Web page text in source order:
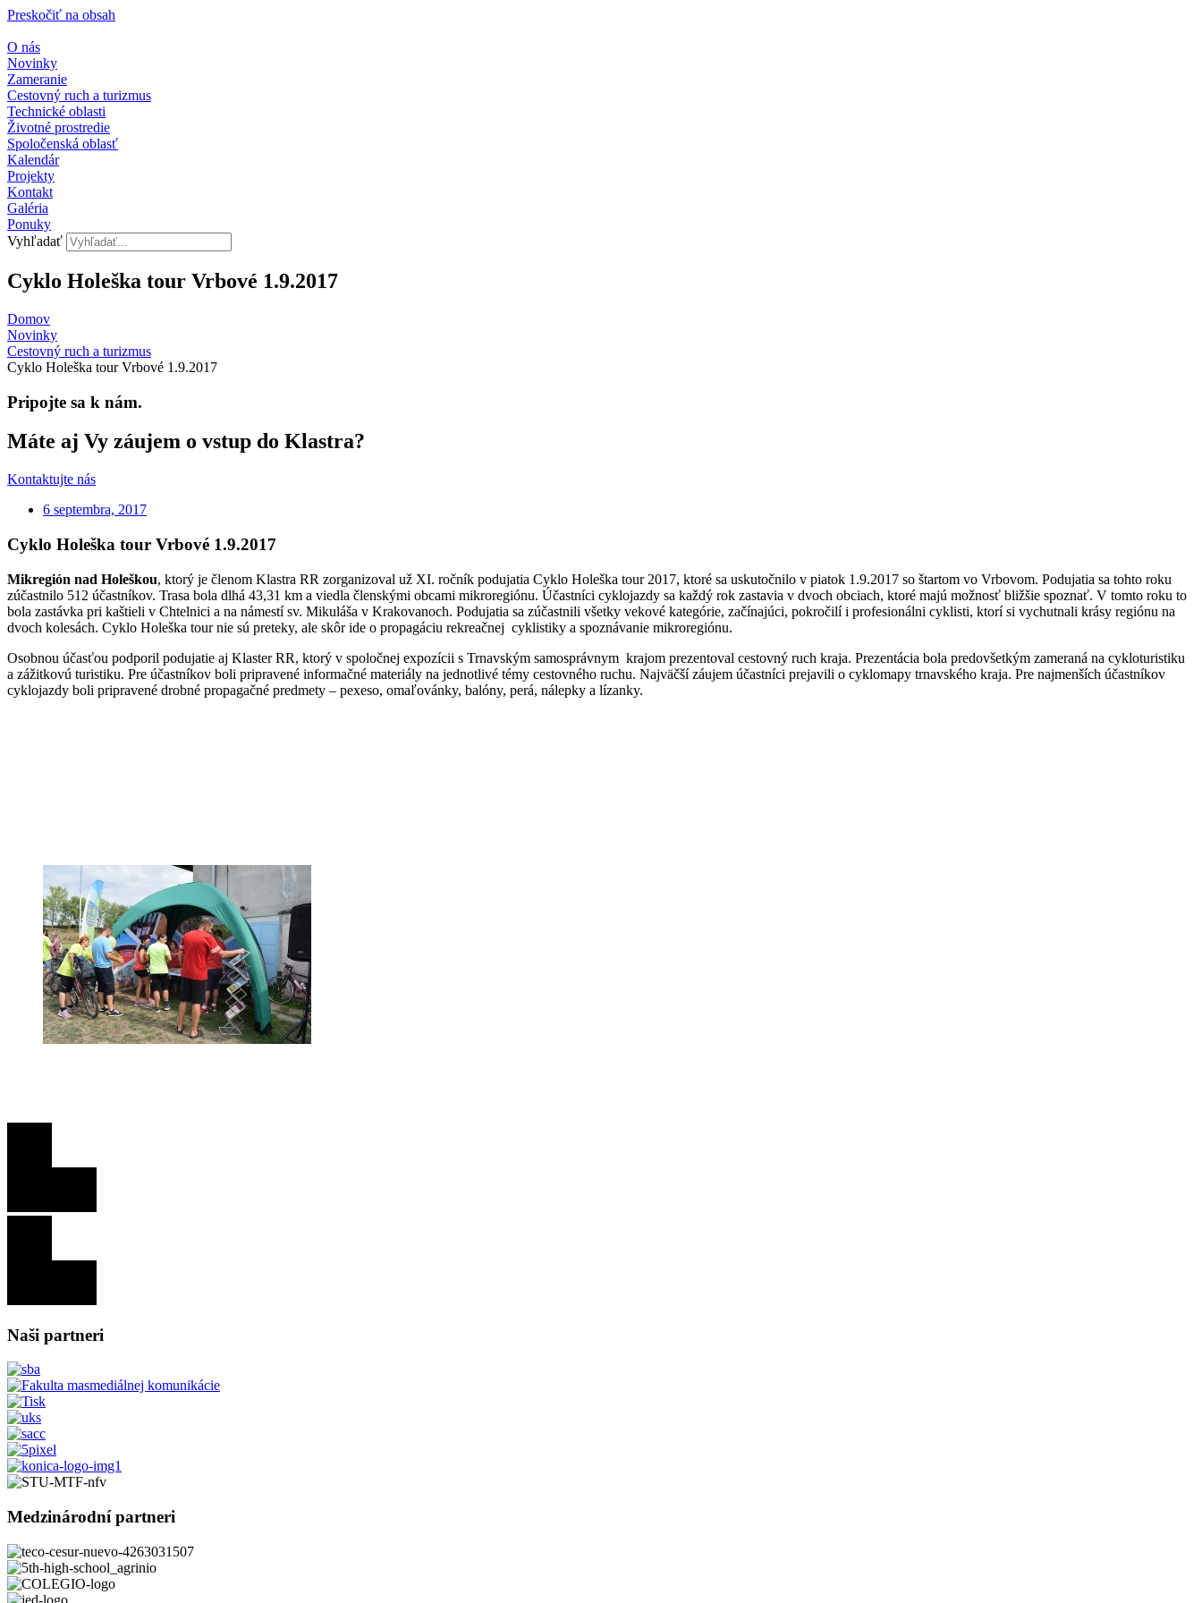
Preskočiť na obsah
O nás
Novinky
Zameranie
Cestovný ruch a turizmus
Technické oblasti
Životné prostredie
Spoločenská oblasť
Kalendár
Projekty
Kontakt
Galéria
Ponuky
Vyhľadať
Cyklo Holeška tour Vrbové 1.9.2017
Domov
Novinky
Cestovný ruch a turizmus​
Cyklo Holeška tour Vrbové 1.9.2017
Pripojte sa k nám.
Máte aj Vy záujem o vstup do Klastra?
Kontaktujte nás
6 septembra, 2017
Cyklo Holeška tour Vrbové 1.9.2017
Mikregión nad Holeškou, ktorý je členom Klastra RR zorganizoval už XI. ročník podujatia Cyklo Holeška tour 2017, ktoré sa uskutočnilo v piatok 1.9.2017 so štartom vo Vrbovom. Podujatia sa tohto roku
zúčastnilo 512 účastníkov. Trasa bola dlhá 43,31 km a viedla členskými obcami mikroregiónu. Účastníci cyklojazdy sa každý rok zastavia v dvoch obciach, ktoré majú možnosť bližšie spoznať. V tomto roku to
bola zastávka pri kaštieli v Chtelnici a na námestí sv. Mikuláša v Krakovanoch. Podujatia sa zúčastnili všetky vekové kategórie, začínajúci, pokročilí i profesionálni cyklisti, ktorí si vychutnali krásy regiónu na
dvoch kolesách. Cyklo Holeška tour nie sú preteky, ale skôr ide o propagáciu rekreačnej cyklistiky a spoznávanie mikroregiónu.
Osobnou účasťou podporil podujatie aj Klaster RR, ktorý v spoločnej expozícii s Trnavským samosprávnym krajom prezentoval cestovný ruch kraja. Prezentácia bola predovšetkým zameraná na cykloturistiku
a zážitkovú turistiku. Pre účastníkov boli pripravené informačné materiály na jednotlivé témy cestovného ruchu. Najväčší záujem účastníci prejavili o cyklomapy trnavského kraja. Pre najmenších účastníkov
cyklojazdy boli pripravené drobné propagačné predmety – pexeso, omaľovánky, balóny, perá, nálepky a lízanky.
Naši partneri
Medzinárodní partneri